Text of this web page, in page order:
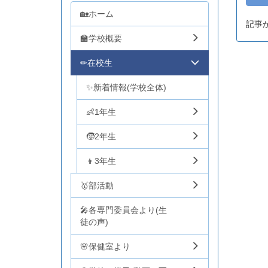
記事
🏡ホーム
🏫学校概要
✏在校生
✨新着情報(学校全体)
👶1年生
🧒2年生
👦3年生
🥇部活動
🎤各専門委員会より(生
徒の声)
🌸保健室より